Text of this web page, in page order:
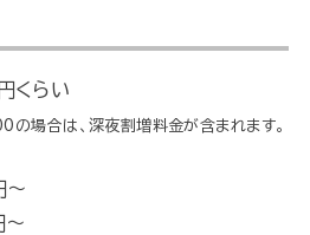
くらい
場合は、深夜割増料金が含まれます。
～
～